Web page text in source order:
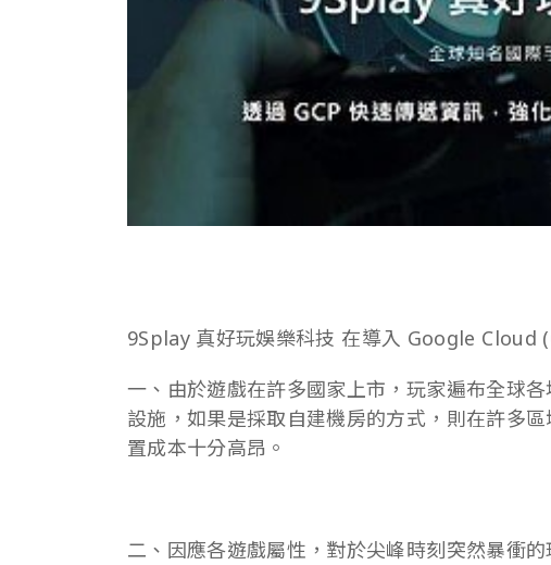
9Splay 真好玩娛樂科技 在導入 Google Cloud
一、由於遊戲在許多國家上市，玩家遍布全球
設施，如果是採取自建機房的方式，則在許多
置成本十分高昂。
二、因應各遊戲屬性，對於尖峰時刻突然暴衝